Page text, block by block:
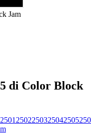
Jam
di Color Block
2501 2502250325042505